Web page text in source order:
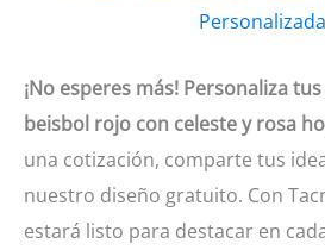
¡No esperes más! Personaliza
beisbol rojo con celeste y rosa
una cotización, comparte tus
nuestro diseño gratuito. Con
estará listo para destacar en